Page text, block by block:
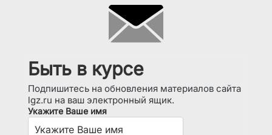
Быть в курсе
Подпишитесь на обновления материалов сайта
lgz.ru на ваш электронный ящик.
Укажите Ваше имя